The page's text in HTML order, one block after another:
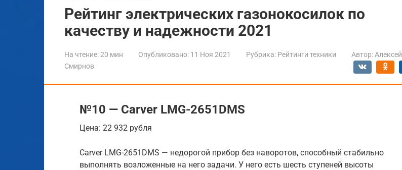
Рейтинг электрических газонокосилок по
качеству и надежности 2021
На чтение:20 мин Опубликовано: 11 Ноя 2021 Рубрика: Рейтинги техники Автор: Алексей
Смирнов
№10 — Carver LMG-2651DMS
Цена: 22 932 рубля
Carver LMG-2651DMS — недорогой прибор без наворотов, способный стабильно
выполнять возложенные на него задачи. У него есть шесть ступеней высоты